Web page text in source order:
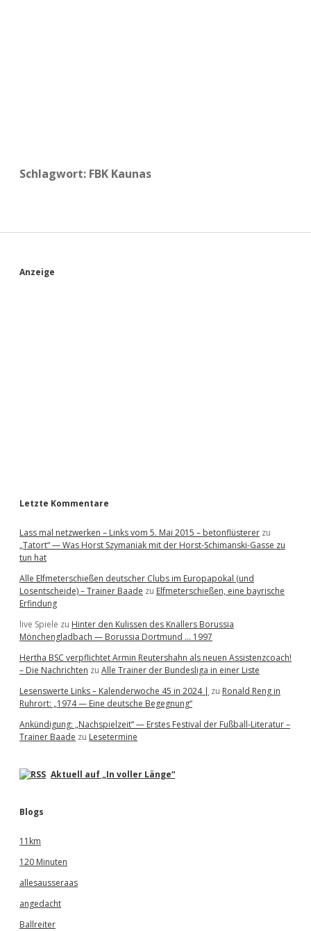
Schlagwort: FBK Kaunas
S
Anzeige
Letzte Kommentare
Lass mal netzwerken – Links vom 5. Mai 2015 – betonflüsterer zu
„Tatort“ — Was Horst Szymaniak mit der Horst-Schimanski-Gasse zu
tun hat
Alle Elfmeterschießen deutscher Clubs im Europapokal (und
Losentscheide) – Trainer Baade zu Elfmeterschießen, eine bayrische
Erfindung
live Spiele zu Hinter den Kulissen des Knallers Borussia
Mönchengladbach — Borussia Dortmund … 1997
Hertha BSC verpflichtet Armin Reutershahn als neuen Assistenzcoach!
– Die Nachrichten zu Alle Trainer der Bundesliga in einer Liste
Lesenswerte Links – Kalenderwoche 45 in 2024 | zu Ronald Reng in
Ruhrort: „1974 — Eine deutsche Begegnung“
Ankündigung: „Nachspielzeit“ — Erstes Festival der Fußball-Literatur –
Trainer Baade zu Lesetermine
Aktuell auf „In voller Länge“
Blogs
11km
120 Minuten
allesausseraas
angedacht
Ballreiter